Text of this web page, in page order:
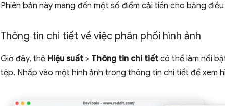
Phiên bản này mang đến một số điểm cải tiến cho bảng điều
Thông tin chi tiết về việc phân phối hình ảnh
Giờ đây, thẻ Hiệu suất > Thông tin chi tiết có thể làm nổi
tệp. Nhấp vào một hình ảnh trong thông tin chi tiết để xem